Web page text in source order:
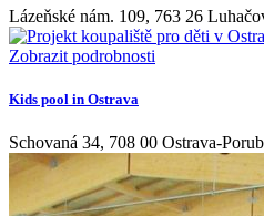
Lázeňské nám. 109, 763 26
Zobrazit podrobnosti
Kids pool in Ostrava
Schovaná 34, 708 00 Ostrava-